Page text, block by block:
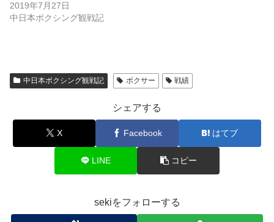
2019年7月27日
中日本ボクシング観戦記
中日本ボクシング観戦記 ボクサー 戦績
シェアする
X Facebook はてブ
LINE コピー
sekiをフォローする